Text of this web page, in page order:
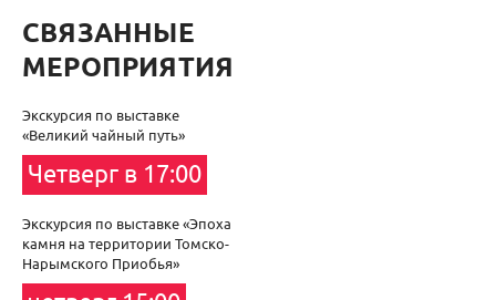
СВЯЗАННЫЕ
МЕРОПРИЯТИЯ
Экскурсия по выставке
«Великий чайный путь»
Четверг в 17:00
Экскурсия по выставке «Эпоха
камня на территории Томско-
Нарымского Приобья»